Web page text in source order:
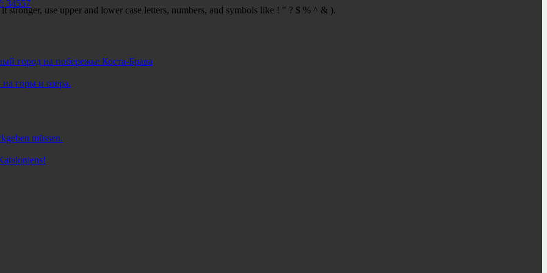
stronger, use upper and lower case letters, numbers, and symbols like ! " ? $ % ^ & ).
34557
город на побережье Коста-Брава
горы и озера.
müssen.